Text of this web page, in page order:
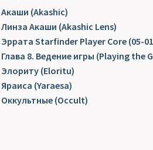
Акаши (Akashic)
Линза Акаши (Akashic Lens)
Эррата Starfinder Player Core (05-
Глава 8. Ведение игры (Playing the
Элориту (Eloritu)
Яраиса (Yaraesa)
Оккультные (Occult)